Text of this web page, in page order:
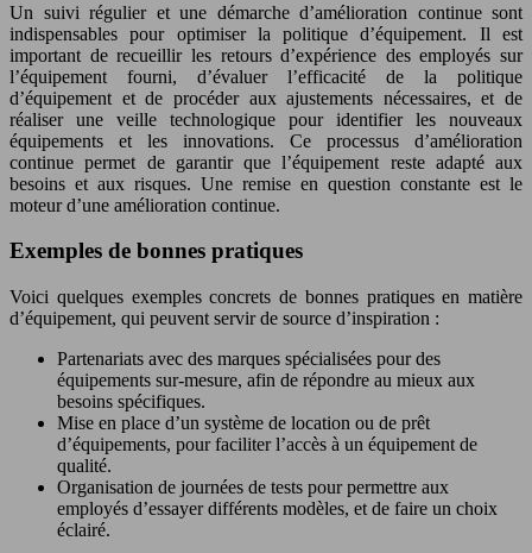
Un suivi régulier et une démarche d’amélioration continue sont
indispensables pour optimiser la politique d’équipement. Il est
important de recueillir les retours d’expérience des employés sur
l’équipement fourni, d’évaluer l’efficacité de la politique
d’équipement et de procéder aux ajustements nécessaires, et de
réaliser une veille technologique pour identifier les nouveaux
équipements et les innovations. Ce processus d’amélioration
continue permet de garantir que l’équipement reste adapté aux
besoins et aux risques. Une remise en question constante est le
moteur d’une amélioration continue.
Exemples de bonnes pratiques
Voici quelques exemples concrets de bonnes pratiques en matière
d’équipement, qui peuvent servir de source d’inspiration :
Partenariats avec des marques spécialisées pour des
équipements sur-mesure, afin de répondre au mieux aux
besoins spécifiques.
Mise en place d’un système de location ou de prêt
d’équipements, pour faciliter l’accès à un équipement de
qualité.
Organisation de journées de tests pour permettre aux
employés d’essayer différents modèles, et de faire un choix
éclairé.